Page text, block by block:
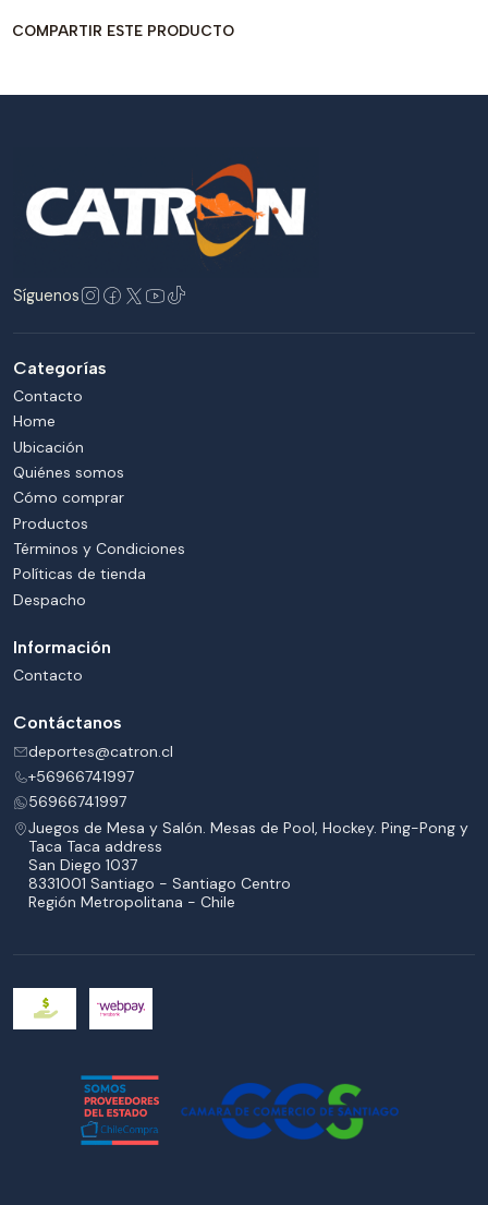
COMPARTIR ESTE PRODUCTO
Síguenos
Categorías
Contacto
Home
Ubicación
Quiénes somos
Cómo comprar
Productos
Términos y Condiciones
Políticas de tienda
Despacho
Información
Contacto
Contáctanos
deportes@catron.cl
+56966741997
56966741997
Juegos de Mesa y Salón. Mesas de Pool, Hockey. Ping-Pong y
Taca Taca address
San Diego 1037
8331001 Santiago - Santiago Centro
Región Metropolitana - Chile